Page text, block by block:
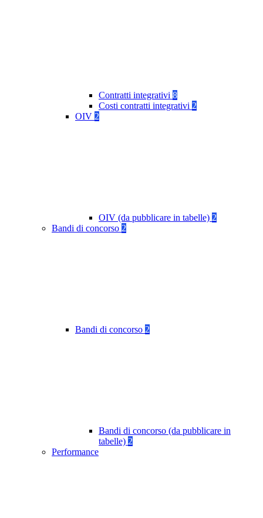
Contratti integrativi 8
Costi contratti integrativi 2
OIV 2
OIV (da pubblicare in tabelle) 2
Bandi di concorso 2
Bandi di concorso 2
Bandi di concorso (da pubblicare in
tabelle) 2
Performance